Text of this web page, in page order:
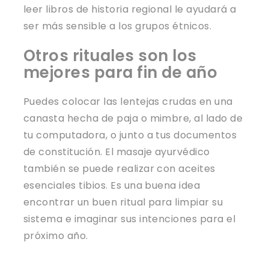
leer libros de historia regional le ayudará a
ser más sensible a los grupos étnicos.
Otros rituales son los
mejores para fin de año
Puedes colocar las lentejas crudas en una
canasta hecha de paja o mimbre, al lado de
tu computadora, o junto a tus documentos
de constitución. El masaje ayurvédico
también se puede realizar con aceites
esenciales tibios. Es una buena idea
encontrar un buen ritual para limpiar su
sistema e imaginar sus intenciones para el
próximo año.